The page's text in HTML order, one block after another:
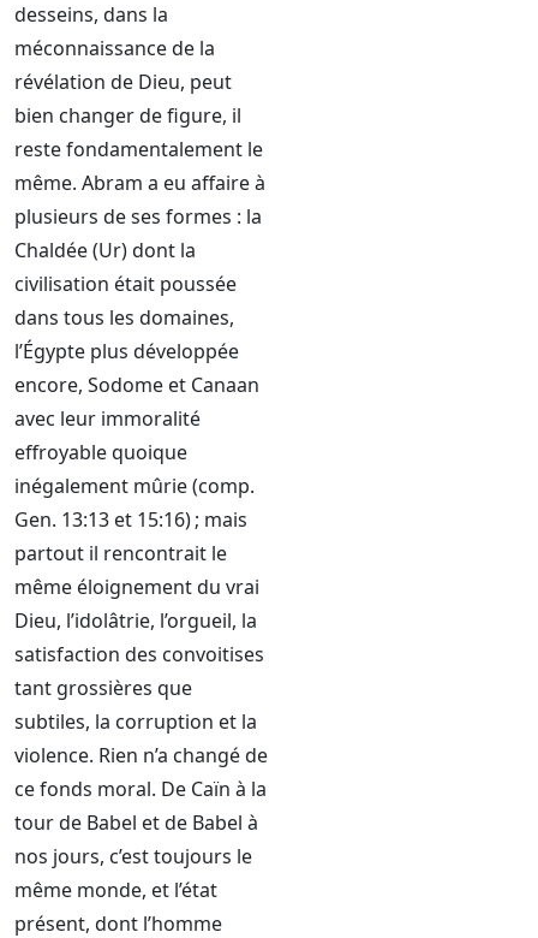
desseins, dans la
méconnaissance de la
révélation de Dieu, peut
bien changer de figure, il
reste fondamentalement le
même. Abram a eu affaire à
plusieurs de ses formes : la
Chaldée (Ur) dont la
civilisation était poussée
dans tous les domaines,
l’Égypte plus développée
encore, Sodome et Canaan
avec leur immoralité
effroyable quoique
inégalement mûrie (comp.
Gen. 13:13 et 15:16) ; mais
partout il rencontrait le
même éloignement du vrai
Dieu, l’idolâtrie, l’orgueil, la
satisfaction des convoitises
tant grossières que
subtiles, la corruption et la
violence. Rien n’a changé de
ce fonds moral. De Caïn à la
tour de Babel et de Babel à
nos jours, c’est toujours le
même monde, et l’état
présent, dont l’homme